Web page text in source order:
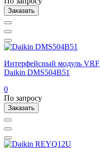
Заказать
Интерфейсный модуль VRF
Daikin DMS504B51
0
По запросу
Заказать